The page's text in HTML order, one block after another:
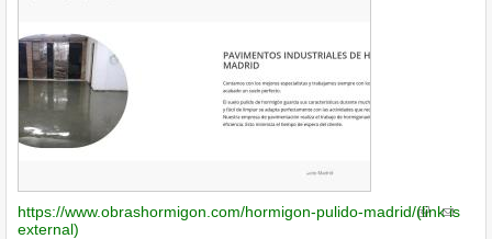
https://www.obrashormigon.com/hormigon-pulido-madrid/(link is
external)